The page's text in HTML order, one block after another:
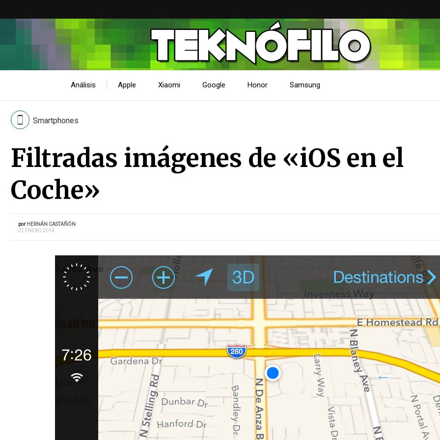
Análisis Apple Xiaomi Google Honor Samsung
Smartphones
Filtradas imágenes de «iOS en el
Coche»
por HERNÁN CASTAÑÓN
22 ENERO 2014